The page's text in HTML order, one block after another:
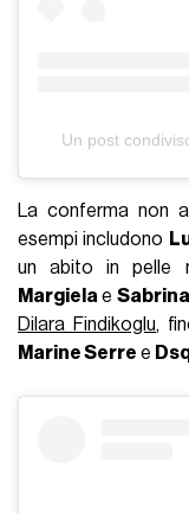
Un post
La conferma non
esempi includono
un abito in pelle
Margielae
Dilara Findikoglu,
Marine Serre e